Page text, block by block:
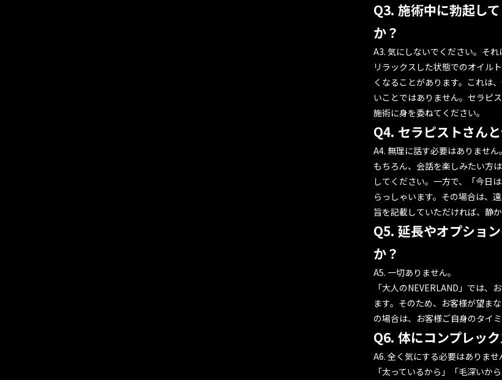
Q3. 施術中に勃起し
か？
A3. 気にしないでください。それ
リラックスした状態でのオイル
くなることがあります。これは
いことではありません。セラピ
施術に身を委ねてください。
Q4. セラピストさん
A4. 無理に話す必要はありませ
もちろん、会話を楽しみたい方
してください。一方で、「今日
らっしゃいます。その場合は、
旨を記載していただければ、静
Q5. 延長やオプショ
か？
A5. 一切ありません。
「大人のNEVERLAND」では、
ます。そのため、お客様が望ま
の場合は、お客様ご自身のタイ
Q6. 体にコンプレッ
A6. 全く気にする必要はありませ
「太っているから」「毛深いか